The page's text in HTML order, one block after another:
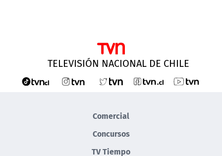
TELEVISIÓN NACIONAL DE CHILE
Comercial
Concursos
TV Tiempo